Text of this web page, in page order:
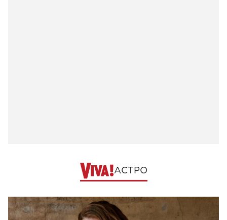
АСТРО